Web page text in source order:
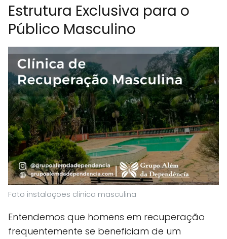
Estrutura Exclusiva para o
Público Masculino
Foto instalaçoes clinica masculina
Entendemos que homens em recuperação
frequentemente se beneficiam de um